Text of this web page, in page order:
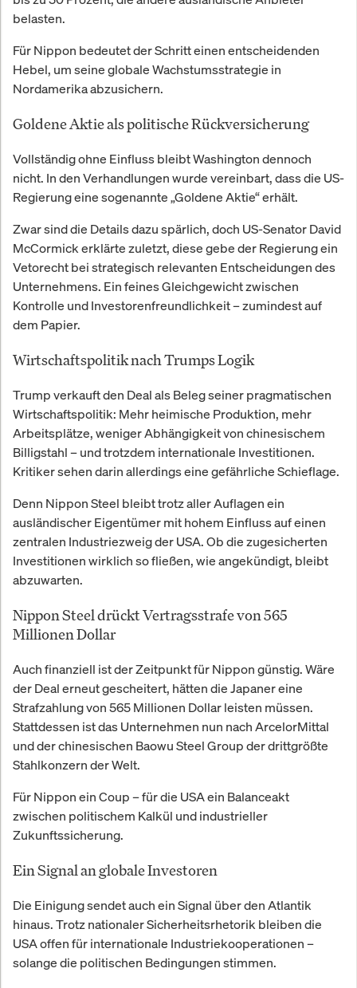
belasten.
Für Nippon bedeutet der Schritt einen entscheidenden
Hebel, um seine globale Wachstumsstrategie in
Nordamerika abzusichern.
Goldene Aktie als politische Rückversicherung
Vollständig ohne Einfluss bleibt Washington dennoch
nicht. In den Verhandlungen wurde vereinbart, dass die US-
Regierung eine sogenannte „Goldene Aktie“ erhält.
Zwar sind die Details dazu spärlich, doch US-Senator David
McCormick erklärte zuletzt, diese gebe der Regierung ein
Vetorecht bei strategisch relevanten Entscheidungen des
Unternehmens. Ein feines Gleichgewicht zwischen
Kontrolle und Investorenfreundlichkeit – zumindest auf
dem Papier.
Wirtschaftspolitik nach Trumps Logik
Trump verkauft den Deal als Beleg seiner pragmatischen
Wirtschaftspolitik: Mehr heimische Produktion, mehr
Arbeitsplätze, weniger Abhängigkeit von chinesischem
Billigstahl – und trotzdem internationale Investitionen.
Kritiker sehen darin allerdings eine gefährliche Schieflage.
Denn Nippon Steel bleibt trotz aller Auflagen ein
ausländischer Eigentümer mit hohem Einfluss auf einen
zentralen Industriezweig der USA. Ob die zugesicherten
Investitionen wirklich so fließen, wie angekündigt, bleibt
abzuwarten.
Nippon Steel drückt Vertragsstrafe von 565
Millionen Dollar
Auch finanziell ist der Zeitpunkt für Nippon günstig. Wäre
der Deal erneut gescheitert, hätten die Japaner eine
Strafzahlung von 565 Millionen Dollar leisten müssen.
Stattdessen ist das Unternehmen nun nach ArcelorMittal
und der chinesischen Baowu Steel Group der drittgrößte
Stahlkonzern der Welt.
Für Nippon ein Coup – für die USA ein Balanceakt
zwischen politischem Kalkül und industrieller
Zukunftssicherung.
Ein Signal an globale Investoren
Die Einigung sendet auch ein Signal über den Atlantik
hinaus. Trotz nationaler Sicherheitsrhetorik bleiben die
USA offen für internationale Industriekooperationen –
solange die politischen Bedingungen stimmen.